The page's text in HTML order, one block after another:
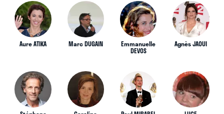
Aure ATIKA Marc DUGAIN Emmanuelle
DEVOS
Agnès JAOUI